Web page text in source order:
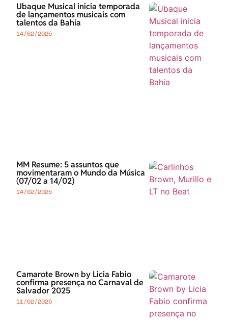
Ubaque Musical inicia temporada
de lançamentos musicais com
talentos da Bahia
14/02/2025
MM Resume: 5 assuntos que
movimentaram o Mundo da Música
(07/02 a 14/02)
14/02/2025
Camarote Brown by Licia Fabio
confirma presença no Carnaval de
Salvador 2025
11/02/2025